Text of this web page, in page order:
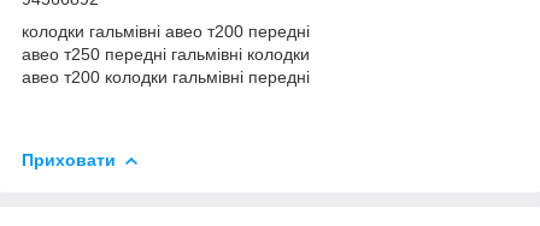
колодки гальмівні авео т200 передні
авео т250 передні гальмівні колодки
авео т200 колодки гальмівні передні
Приховати